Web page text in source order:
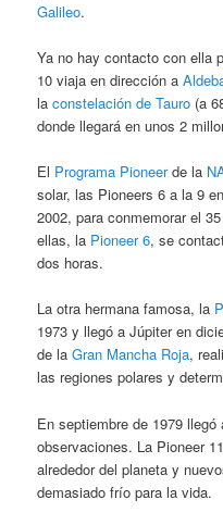
Galileo.
Ya no hay contacto con ella
10 viaja en dirección a
laconstelación de Tauro (a
donde llegará en unos 2
El Programa Pioneerde la
solar, las Pioneers 6 a la 9
2002, para conmemorar el
ellas, la Pioneer 6, se
dos horas.
La otra hermana famosa, la
1973 y llegó a Júpiter en
de laGran Mancha Roja,
las regiones polares y
En septiembre de 1979
observaciones. La Pioneer
alrededor del planeta y
demasiado frío para la vida.